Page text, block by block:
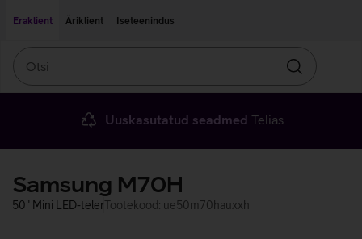
Eraklient
Äriklient Iseteenindus
Otsin
Uuskasutatud seadmed Telias
Samsung M70H
50" Mini LED-telerTootekood: ue50m70hauxxh